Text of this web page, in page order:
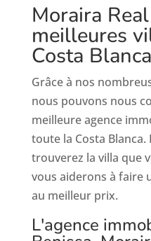
Moraira
meilleures
Costa Blanca
Grâce à nos
nous pouvons nous
meilleure agence
toute la Costa
trouverez la villa que
vous aiderons à faire
au meilleur prix.
L'agence